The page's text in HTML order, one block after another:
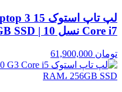
Core i7 نسل 10 | 16GB RAM، 256GB SSD
تومان